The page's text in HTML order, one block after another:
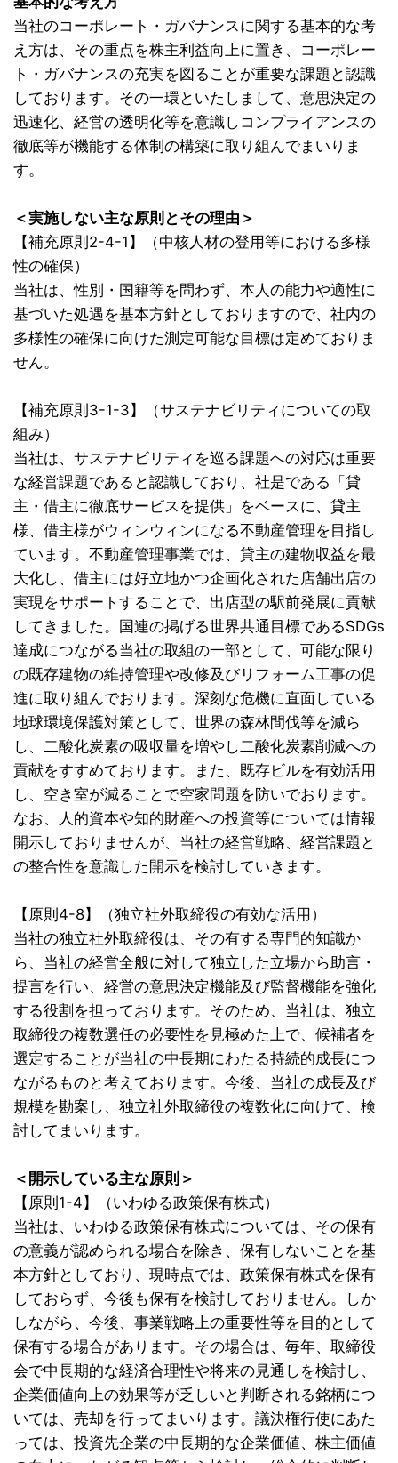
当社のコーポレート・ガバナンスに関する基本的な考
え方は、その重点を株主利益向上に置き、コーポレー
ト・ガバナンスの充実を図ることが重要な課題と認識
しております。その一環といたしまして、意思決定の
迅速化、経営の透明化等を意識しコンプライアンスの
徹底等が機能する体制の構築に取り組んでまいりま
す。
＜実施しない主な原則とその理由＞
【補充原則2-4-1】（中核人材の登用等における多様
性の確保）
当社は、性別・国籍等を問わず、本人の能力や適性に
基づいた処遇を基本方針としておりますので、社内の
多様性の確保に向けた測定可能な目標は定めておりま
せん。
【補充原則3-1-3】（サステナビリティについての取
組み）
当社は、サステナビリティを巡る課題への対応は重要
な経営課題であると認識しており、社是である「貸
主・借主に徹底サービスを提供」をベースに、貸主
様、借主様がウィンウィンになる不動産管理を目指し
ています。不動産管理事業では、貸主の建物収益を最
大化し、借主には好立地かつ企画化された店舗出店の
実現をサポートすることで、出店型の駅前発展に貢献
してきました。国連の掲げる世界共通目標であるSDGs
達成につながる当社の取組の一部として、可能な限り
の既存建物の維持管理や改修及びリフォーム工事の促
進に取り組んでおります。深刻な危機に直面している
地球環境保護対策として、世界の森林間伐等を減ら
し、二酸化炭素の吸収量を増やし二酸化炭素削減への
貢献をすすめております。また、既存ビルを有効活用
し、空き室が減ることで空家問題を防いでおります。
なお、人的資本や知的財産への投資等については情報
開示しておりませんが、当社の経営戦略、経営課題と
の整合性を意識した開示を検討していきます。
【原則4-8】（独立社外取締役の有効な活用）
当社の独立社外取締役は、その有する専門的知識か
ら、当社の経営全般に対して独立した立場から助言・
提言を行い、経営の意思決定機能及び監督機能を強化
する役割を担っております。そのため、当社は、独立
取締役の複数選任の必要性を見極めた上で、候補者を
選定することが当社の中長期にわたる持続的成長につ
ながるものと考えております。今後、当社の成長及び
規模を勘案し、独立社外取締役の複数化に向けて、検
討してまいります。
＜開示している主な原則＞
【原則1-4】（いわゆる政策保有株式）
当社は、いわゆる政策保有株式については、その保有
の意義が認められる場合を除き、保有しないことを基
本方針としており、現時点では、政策保有株式を保有
しておらず、今後も保有を検討しておりません。しか
しながら、今後、事業戦略上の重要性等を目的として
保有する場合があります。その場合は、毎年、取締役
会で中長期的な経済合理性や将来の見通しを検討し、
企業価値向上の効果等が乏しいと判断される銘柄につ
いては、売却を行ってまいります。議決権行使にあた
っては、投資先企業の中長期的な企業価値、株主価値